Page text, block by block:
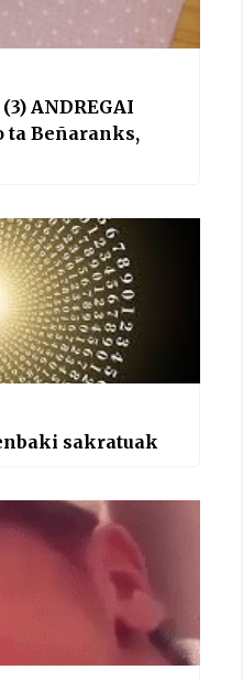
ANDREGAI
ta Beñaranks,
sakratuak